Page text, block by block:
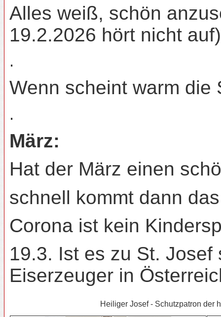
Alles weiß, schön
19.2.2026 hört nicht auf)
.
Wenn scheint warm
.
März:
Hat der März einen
schnell kommt dann
Corona ist kein
19.3. Ist es zu St.
Eiserzeuger in
Heiliger Josef - Schutzpatron der